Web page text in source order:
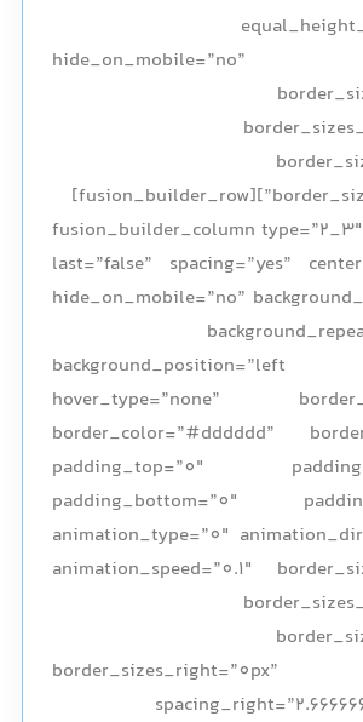
hide_on_mobile=”no”
border_sizes_right=”0px”][fusion_builder_row]
[fusion_builder_column
last=”false” spacing=”yes”
hide_on_mobile=”no”
hover_type=”none”
border_color=”#dddddd”
padding_top=”0″
padding_bottom=”0″
animation_type=”0″
animation_speed=”0.1″
border_sizes_right=”0px”